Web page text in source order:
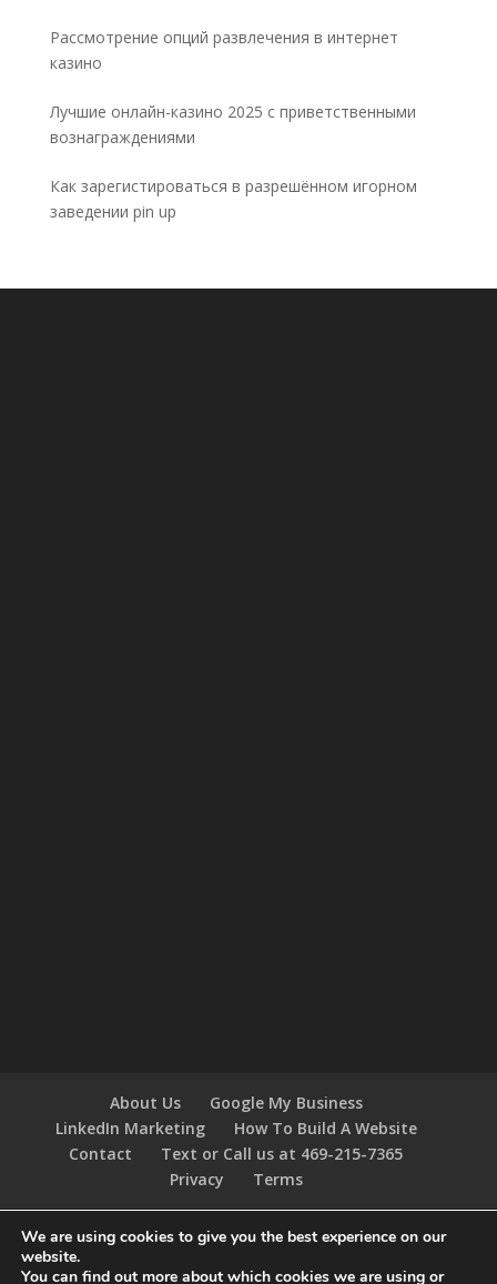
Рассмотрение опций развлечения в интернет
казино
Лучшие онлайн-казино 2025 с приветственными
вознаграждениями
Как зарегистироваться в разрешённом игорном
заведении pin up
About Us
Google My Business
LinkedIn Marketing
How To Build A Website
Contact
Text or Call us at 469-215-7365
Privacy
Terms
Designed byElegant Themes| Powered by
We are using cookies to give you the best experience on our
website.
You can find out more about which cookies we are using or